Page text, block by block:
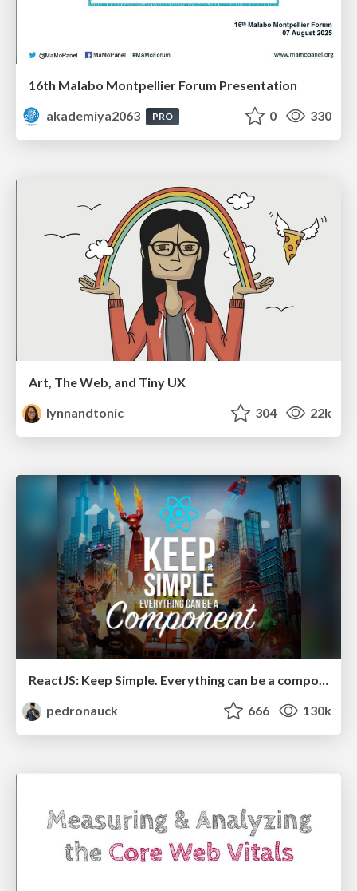
16th Malabo Montpellier Forum Presentation
akademiya2063
PRO 0 330
Art, The Web, and Tiny UX
lynnandtonic
304 22k
ReactJS: Keep Simple. Everything can be a component!
pedronauck
666 130k